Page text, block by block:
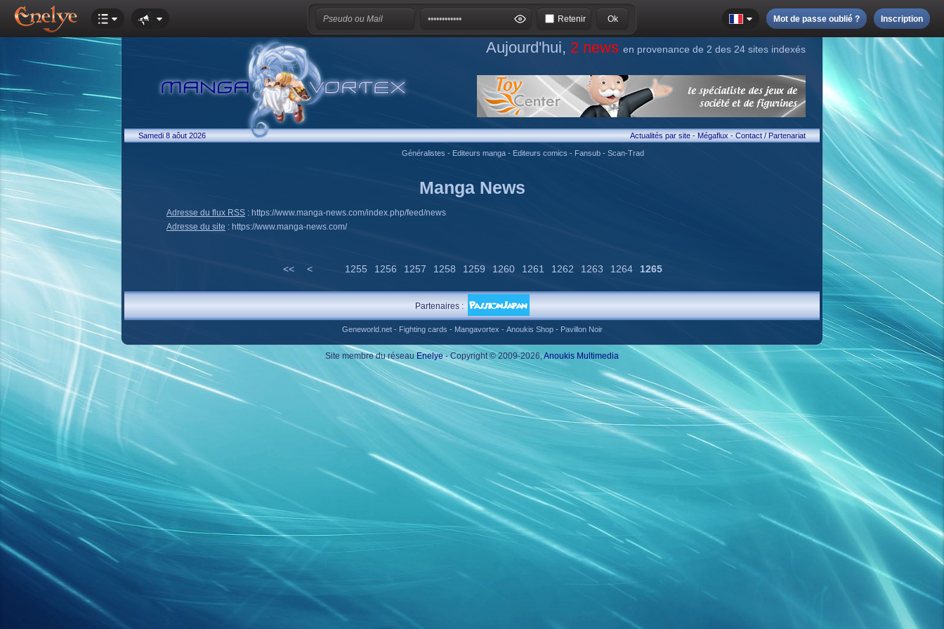
Retenir Mot de passe oublié ? Inscription
Aujourd'hui, 2 news en provenance de 2 des 24 sites indexés
Samedi 8 aôut 2026 Actualités par site-Mégaflux-Contact / Partenariat
Généralistes - Editeurs manga - Editeurs comics - Fansub - Scan-Trad
Manga News
Adresse du flux RSS : https://www.manga-news.com/index.php/feed/news
Adresse du site : https://www.manga-news.com/
<< < 1255 1256 1257 1258 1259 1260 1261 1262 1263 1264 1265
Partenaires :
Geneworld.net- Fighting cards - Mangavortex - Anoukis Shop- Pavillon Noir
Site membre du réseau Enelye- Copyright © 2009-2026,Anoukis Multimedia